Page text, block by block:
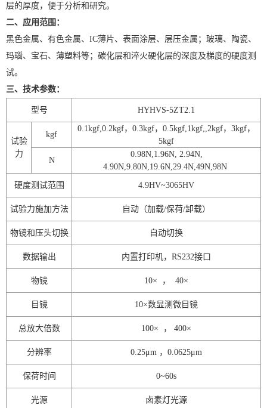
层的厚度，便于分析和研究。
二、应用范围：
黑色金属、有色金属、IC薄片、表面涂层、层压金属；玻璃、陶瓷、
玛瑙、宝石、薄塑料等；碳化层和淬火硬化层的深度及梯度的硬度测
试。
三、技术参数：
型号 HYHVS-5ZT2.1
试验
力
kgf
0.1kgf,0.2kgf， 0.3kgf， 0.5kgf,1kgf,,2kgf， 3kgf，
5kgf
N
0.98N,1.96N, 2.94N,
4.90N,9.80N,19.6N,29.4N,49N,98N
硬度测试范围 4.9HV~3065HV
试验力施加方法 自动（加载/保荷/卸载）
物镜和压头切换 自动切换
数据输出 内置打印机， RS232接口
物镜 10× ， 40×
目镜 10×数显测微目镜
总放大倍数 100× ， 400×
分辨率 0.25μm ， 0.0625μm
保荷时间 0~60s
光源 卤素灯光源